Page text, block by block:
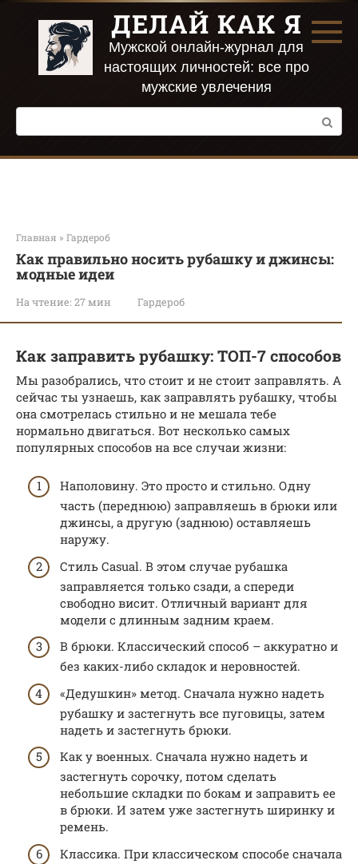
Перейти
контенту
ДЕЛАЙ КАК Я
Мужской онлайн-журнал для
настоящих личностей: все про
мужские увлечения
Поиск:
Главная » Гардероб
Как правильно носить рубашку и джинсы:
модные идеи
На чтение: 27 мин Гардероб
Как заправить рубашку: ТОП-7 способов
Мы разобрались, что стоит и не стоит заправлять. А
сейчас ты узнаешь, как заправлять рубашку, чтобы
она смотрелась стильно и не мешала тебе
нормально двигаться. Вот несколько самых
популярных способов на все случаи жизни:
Наполовину. Это просто и стильно. Одну
часть (переднюю) заправляешь в брюки или
джинсы, а другую (заднюю) оставляешь
наружу.
Стиль Сasual. В этом случае рубашка
заправляется только сзади, а спереди
свободно висит. Отличный вариант для
модели с длинным задним краем.
В брюки. Классический способ – аккуратно и
без каких-либо складок и неровностей.
«Дедушкин» метод. Сначала нужно надеть
рубашку и застегнуть все пуговицы, затем
надеть и застегнуть брюки.
Как у военных. Сначала нужно надеть и
застегнуть сорочку, потом сделать
небольшие складки по бокам и заправить ее
в брюки. И затем уже застегнуть ширинку и
ремень.
Классика. При классическом способе сначала